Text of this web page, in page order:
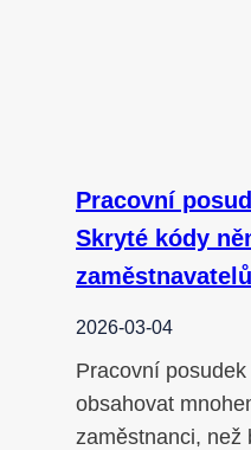
Pracovní
Skryté kódy
zaměstnavatelů
2026-03-04
Pracovní
obsahovat
zaměstnanci,